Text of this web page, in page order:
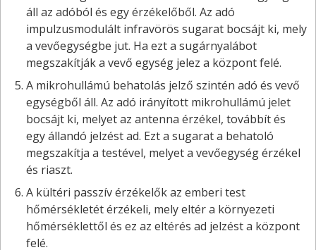
áll az adóból és egy érzékelőből. Az adó
impulzusmodulált infravörös sugarat bocsájt ki, mely
a vevőegységbe jut. Ha ezt a sugárnyalábot
megszakítják a vevő egység jelez a központ felé.
A mikrohullámú behatolás jelző szintén adó és vevő
egységből áll. Az adó irányított mikrohullámú jelet
bocsájt ki, melyet az antenna érzékel, továbbít és
egy állandó jelzést ad. Ezt a sugarat a behatoló
megszakítja a testével, melyet a vevőegység érzékel
és riaszt.
A kültéri passzív érzékelők az emberi test
hőmérsékletét érzékeli, mely eltér a környezeti
hőmérséklettől és ez az eltérés ad jelzést a központ
felé.